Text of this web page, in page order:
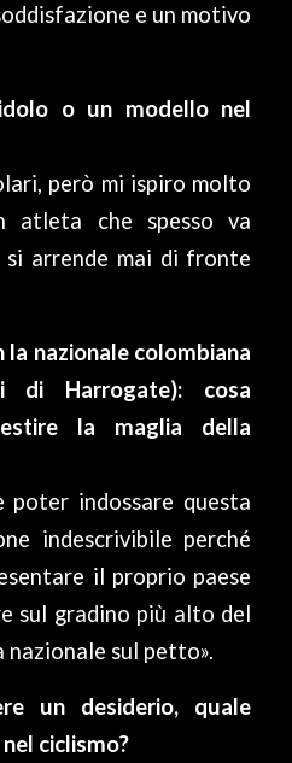
e un motivo
o un modello nel
però mi ispiro molto
atleta che spesso va
arrende mai di fronte
la nazionale colombiana
di Harrogate): cosa
la maglia della
poter indossare questa
indescrivibile perché
il proprio paese
sul gradino più alto del
nazionale sul petto».
un desiderio, quale
ciclismo?